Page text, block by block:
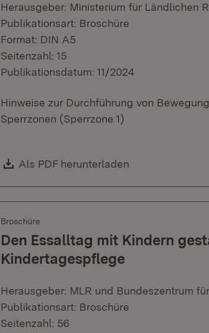
Herausgeber: Ministerium für Ländlichen
Publikationsart: Broschüre
Format: DIN A5
Seitenzahl: 15
Publikationsdatum: 11/2024
Hinweise zur Durchführung von
Sperrzonen (Sperrzone 1)
Download:
Als PDF herunterladen
Broschüre
Den Essalltag mit Kindern
Kindertagespflege
Herausgeber: MLR und Bundeszentrum
Publikationsart: Broschüre
Seitenzahl: 56